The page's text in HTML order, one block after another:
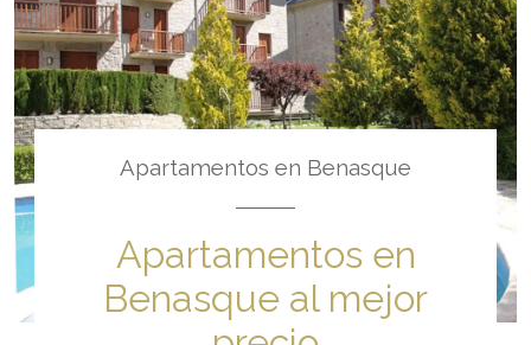
Apartamentos en Benasque
Apartamentos en
Benasque al mejor